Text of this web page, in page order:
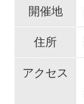
開催地
住所
アクセス